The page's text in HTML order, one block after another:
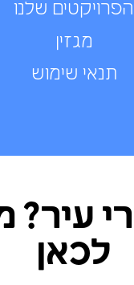
הפרויקטים שלנו
מגזין
תנאי שימוש
עיר?
לכאן